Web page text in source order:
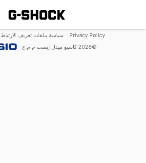
Privacy Policy سياسة ملفات تعريف الارتباط
©
2026 كاسيو ميدل إيست م.م.ح